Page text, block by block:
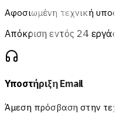
Αφοσιωμένη τεχνική
Απόκριση εντός 24
Υποστήριξη Email
Άμεση πρόσβαση στην